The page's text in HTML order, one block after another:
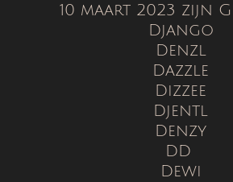
10 maart 2023 zijn
Django
Denzl
Dazzle
Dizzee
Djentl
Denzy
DD
Dewi